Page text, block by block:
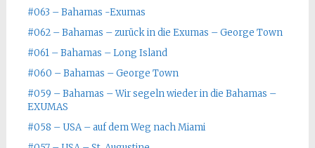
#063 – Bahamas -Exumas
#062 – Bahamas – zurück in die Exumas – George Town
#061 – Bahamas – Long Island
#060 – Bahamas – George Town
#059 – Bahamas – Wir segeln wieder in die Bahamas –
EXUMAS
#058 – USA – auf dem Weg nach Miami